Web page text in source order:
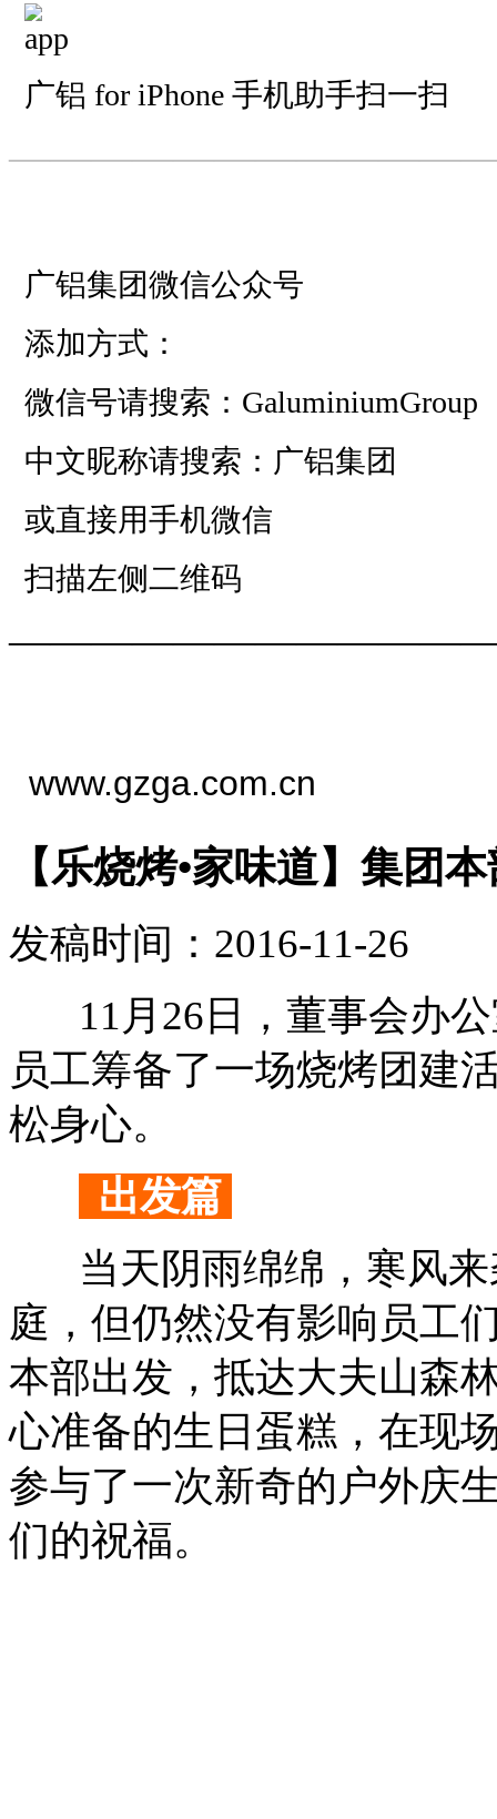
广铝 for iPhone 手机助手扫一扫
———————————
广铝集团微信公众号
添加方式：
微信号请搜索：GaluminiumGroup
中文昵称请搜索：广铝集团
或直接用手机微信
扫描左侧二维码
———————————
www.gzga.com.cn
【乐烧烤•家味道】集团
发稿时间：2016-11-26
11月26日，董事会办公
员工筹备了一场烧烤团建
松身心。
出发篇
当天阴雨绵绵，寒风来
庭，但仍然没有影响员工
本部出发，抵达大夫山森
心准备的生日蛋糕，在现
参与了一次新奇的户外庆
们的祝福。